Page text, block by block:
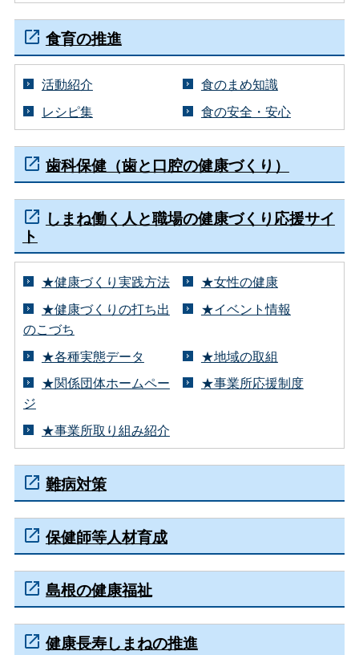
食育の推進
活動紹介
食のまめ知識
レシピ集
食の安全・安心
歯科保健（歯と口腔の健康づくり）
しまね働く人と職場の健康づくり応援サイ
ト
★健康づくり実践方法
★女性の健康
★健康づくりの打ち出
のこづち
★イベント情報
★各種実態データ
★地域の取組
★関係団体ホームペー
ジ
★事業所応援制度
★事業所取り組み紹介
難病対策
保健師等人材育成
島根の健康福祉
健康長寿しまねの推進